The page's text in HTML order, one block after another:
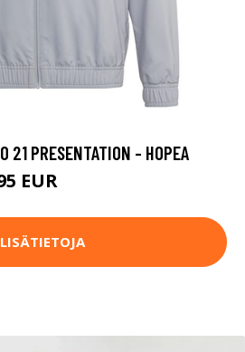
21 PRESENTATION - HOPEA
EUR
LISÄTIETOJA